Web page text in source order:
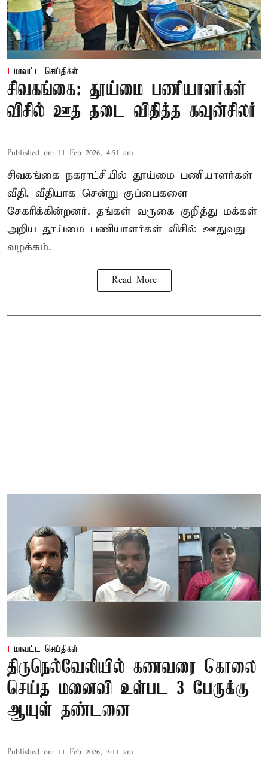
மாவட்ட செய்திகள்
சிவகங்கை: தூய்மை பணியாளர்கள்
விசில் ஊத தடை விதித்த கவுன்சிலர்
Published on: 11 Feb 2026, 4:51 am
சிவகங்கை நகராட்சியில் தூய்மை பணியாளர்கள்
வீதி, வீதியாக சென்று குப்பைகளை
சேகரிக்கின்றனர். தங்கள் வருகை குறித்து மக்கள்
அறிய தூய்மை பணியாளர்கள் விசில் ஊதுவது
வழக்கம்.
Read More
மாவட்ட செய்திகள்
திருநெல்வேலியில் கணவரை கொலை
செய்த மனைவி உள்பட 3 பேருக்கு
ஆயுள் தண்டனை
Published on: 11 Feb 2026, 3:11 am